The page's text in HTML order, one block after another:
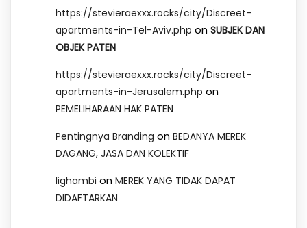
https://stevieraexxx.rocks/city/Discreet-
apartments-in-Tel-Aviv.php on SUBJEK DAN
OBJEK PATEN
https://stevieraexxx.rocks/city/Discreet-
apartments-in-Jerusalem.php on
PEMELIHARAAN HAK PATEN
Pentingnya Branding on BEDANYA MEREK
DAGANG, JASA DAN KOLEKTIF
lighambi on MEREK YANG TIDAK DAPAT
DIDAFTARKAN